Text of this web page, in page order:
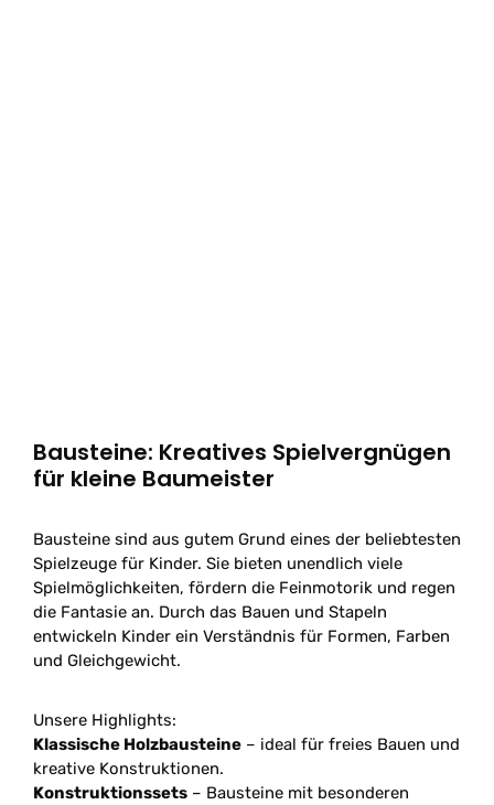
Bausteine: Kreatives Spielvergnügen
für kleine Baumeister
Bausteine sind aus gutem Grund eines der beliebtesten
Spielzeuge für Kinder. Sie bieten unendlich viele
Spielmöglichkeiten, fördern die Feinmotorik und regen
die Fantasie an. Durch das Bauen und Stapeln
entwickeln Kinder ein Verständnis für Formen, Farben
und Gleichgewicht.
Unsere Highlights:
Klassische Holzbausteine – ideal für freies Bauen und
kreative Konstruktionen.
Konstruktionssets – Bausteine mit besonderen